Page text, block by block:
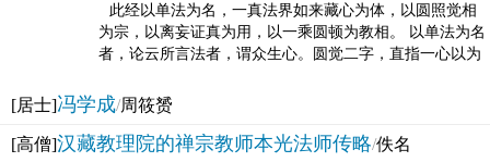
此经以单法为名，一真法界如来藏心为体，以圆照觉相
为宗，以离妄证真为用，以一乘圆顿为教相。 以单法为名
者，论云所言法者，谓众生心。圆觉二字，直指一心以为
[居士]冯学成/周筱赟
[高僧]汉藏教理院的禅宗教师本光法师传略/佚名